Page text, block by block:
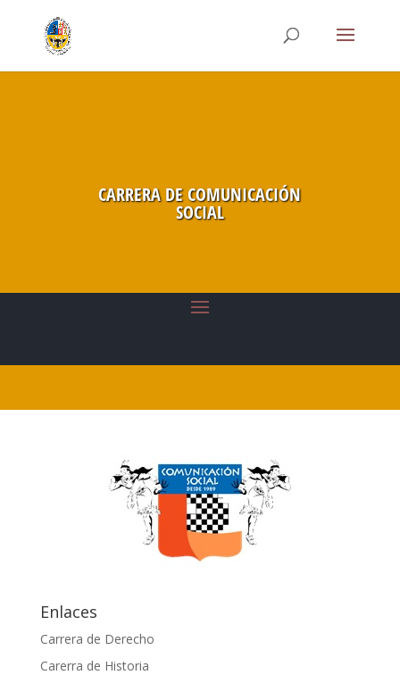
CARRERA DE COMUNICACIÓN
SOCIAL
Enlaces
Carrera de Derecho
Carerra de Historia